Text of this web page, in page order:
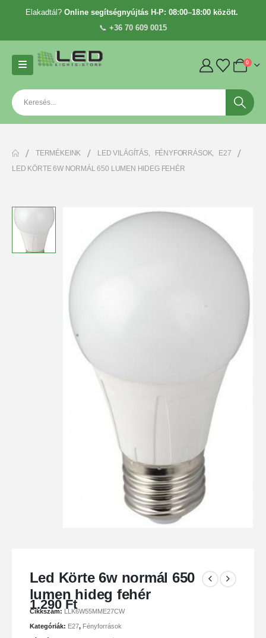
Elakadtál? Online segítségnyújtás H-P: 08:00–18:00 között.
📞 +36 70 609 0015
0
TERMÉKEINK LED VILÁGÍTÁS, FÉNYFORRÁSOK,
E27
LED KÖRTE 6W NORMÁL 650 LUMEN HIDEG FEHÉR
Led Körte 6w normál 650
lumen hideg fehér
1.290Ft
Cikkszám: LLK6W55MME27CW
Kategóriák: E27, Fényforrások